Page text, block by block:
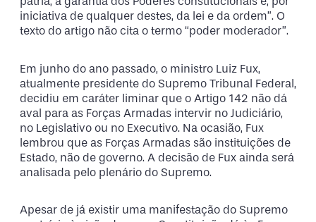
iniciativa de qualquer destes, da lei e da ordem”. O
texto do artigo não cita o termo “poder moderador”.
Em junho do ano passado, o ministro Luiz Fux,
atualmente presidente do Supremo Tribunal Federal,
decidiu em caráter liminar que o Artigo 142 não dá
aval para as Forças Armadas intervir no Judiciário,
no Legislativo ou no Executivo. Na ocasião, Fux
lembrou que as Forças Armadas são instituições de
Estado, não de governo. A decisão de Fux ainda será
analisada pelo plenário do Supremo.
Apesar de já existir uma manifestação do Supremo